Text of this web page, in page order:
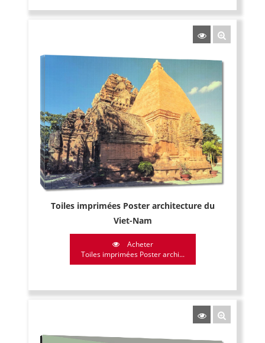
Toiles imprimées Poster architecture du
Viet-Nam
Acheter
Toiles imprimées Poster archi...